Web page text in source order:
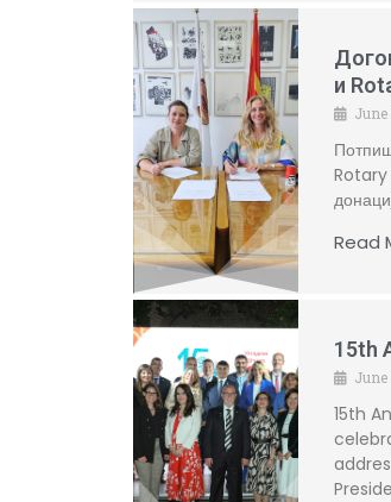
и
June
Rotary
Read
15th
June
15th